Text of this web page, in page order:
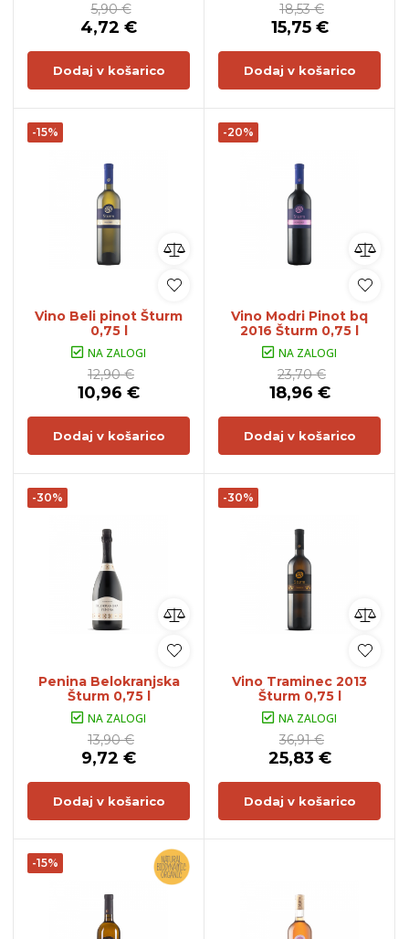
5,90 €
4,72 €
Dodaj v košarico
18,53 €
15,75 €
Dodaj v košarico
-15%
Vino Beli pinot Šturm
0,75 l
NA ZALOGI
12,90 €
10,96 €
Dodaj v košarico
-20%
Vino Modri Pinot bq
2016 Šturm 0,75 l
NA ZALOGI
23,70 €
18,96 €
Dodaj v košarico
-30%
Penina Belokranjska
Šturm 0,75 l
NA ZALOGI
13,90 €
9,72 €
Dodaj v košarico
-30%
Vino Traminec 2013
Šturm 0,75 l
NA ZALOGI
36,91 €
25,83 €
Dodaj v košarico
-15%